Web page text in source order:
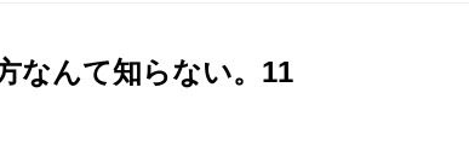
なんて知らない。11